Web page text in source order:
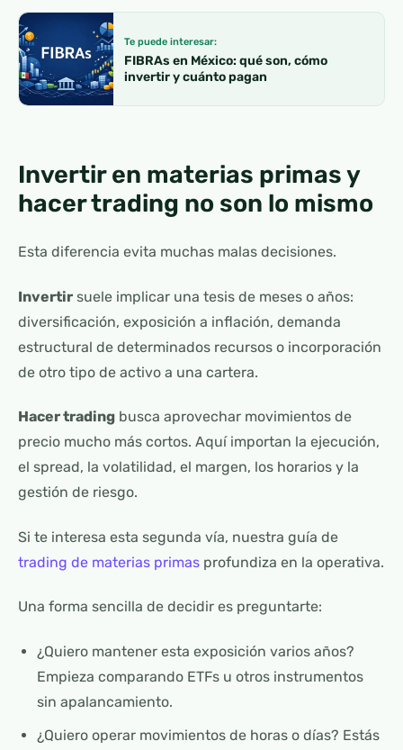
Te puede interesar:
FIBRAs en México: qué son, cómo
invertir y cuánto pagan
Invertir en materias primas y
hacer trading no son lo mismo
Esta diferencia evita muchas malas decisiones.
Invertir suele implicar una tesis de meses o años:
diversificación, exposición a inflación, demanda
estructural de determinados recursos o incorporación
de otro tipo de activo a una cartera.
Hacer trading busca aprovechar movimientos de
precio mucho más cortos. Aquí importan la ejecución,
el spread, la volatilidad, el margen, los horarios y la
gestión de riesgo.
Si te interesa esta segunda vía, nuestra guía de
trading de materias primas profundiza en la operativa.
Una forma sencilla de decidir es preguntarte:
¿Quiero mantener esta exposición varios años?
Empieza comparando ETFs u otros instrumentos
sin apalancamiento.
¿Quiero operar movimientos de horas o días? Estás